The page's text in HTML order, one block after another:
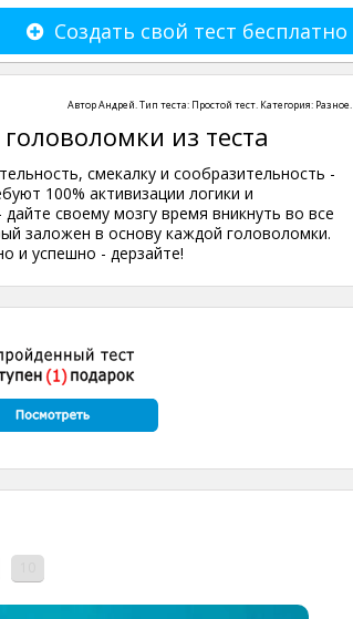
Создать свой тест бесплатно
АвторАндрей. Тип теста: Простой тест. Категория: Разное.
из теста
смекалку и сообразительность -
100% активизации логики и
своему мозгу время вникнуть во все
заложен в основу каждой головоломки.
и успешно - дерзайте!